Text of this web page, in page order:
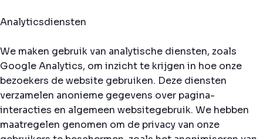
Analyticsdiensten
We maken gebruik van analytische diensten, zoals
Google Analytics, om inzicht te krijgen in hoe onze
bezoekers de website gebruiken. Deze diensten
verzamelen anonieme gegevens over pagina-
interacties en algemeen websitegebruik. We hebben
maatregelen genomen om de privacy van onze